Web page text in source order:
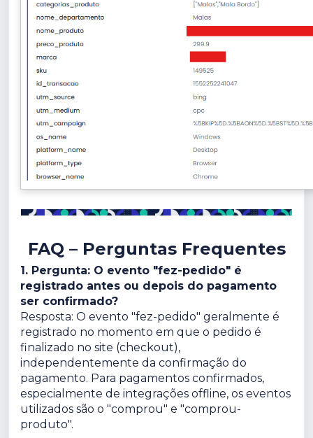
FAQ – Perguntas Frequentes
1. Pergunta: O evento "fez-pedido" é
registrado antes ou depois do pagamento
ser confirmado?
Resposta: O evento "fez-pedido" geralmente é
registrado no momento em que o pedido é
finalizado no site (checkout),
independentemente da confirmação do
pagamento. Para pagamentos confirmados,
especialmente de integrações offline, os eventos
utilizados são o "comprou" e "comprou-
produto".